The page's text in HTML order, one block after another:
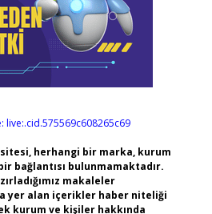
live:.cid.575569c608265c69
herhangi bir marka, kurum
bağlantısı bulunmamaktadır.
makaleler
yer alan içerikler haber niteliği
kurum ve kişiler hakkında